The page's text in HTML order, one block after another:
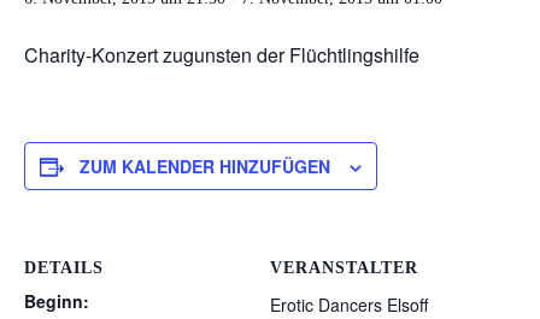
Charity-Konzert zugunsten der Flüchtlingshilfe
ZUM KALENDER HINZUFÜGEN
DETAILS
Beginn:
VERANSTALTER
Erotic Dancers Elsoff